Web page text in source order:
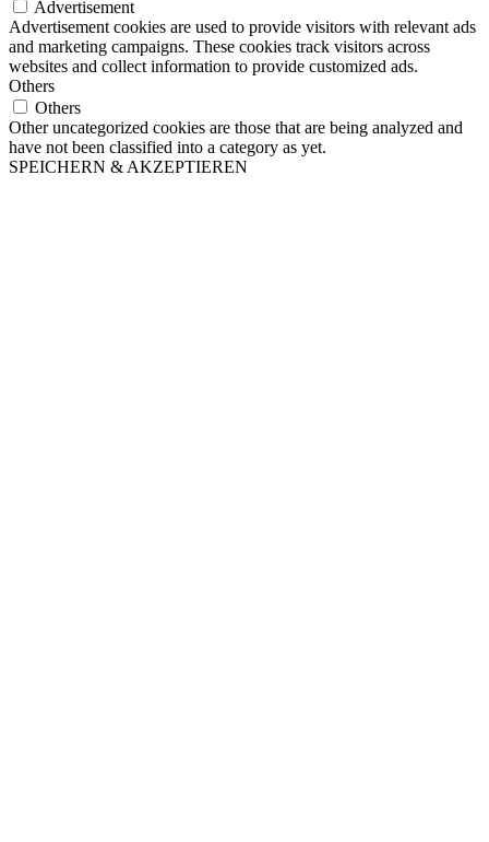
Advertisement
Advertisement cookies are used to provide visitors with relevant ads
and marketing campaigns. These cookies track visitors across
websites and collect information to provide customized ads.
Others
Others
Other uncategorized cookies are those that are being analyzed and
have not been classified into a category as yet.
SPEICHERN & AKZEPTIEREN